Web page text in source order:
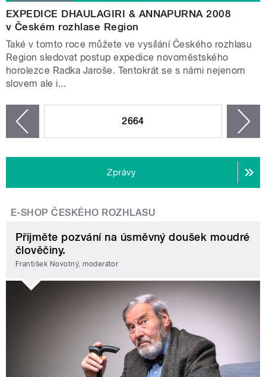
EXPEDICE DHAULAGIRI & ANNAPURNA 2008
v Českém rozhlase Region
Také v tomto roce můžete ve vysílání Českého rozhlasu
Region sledovat postup expedice novoměstského
horolezce Radka Jaroše. Tentokrát se s námi nejenom
slovem ale i...
2664
Zprávy
E-SHOP ČESKÉHO ROZHLASU
Přijměte pozvání na úsměvný doušek moudré
člověčiny.
František Novotný, moderátor